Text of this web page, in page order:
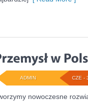
CZE -
ADMIN
nowoczesne